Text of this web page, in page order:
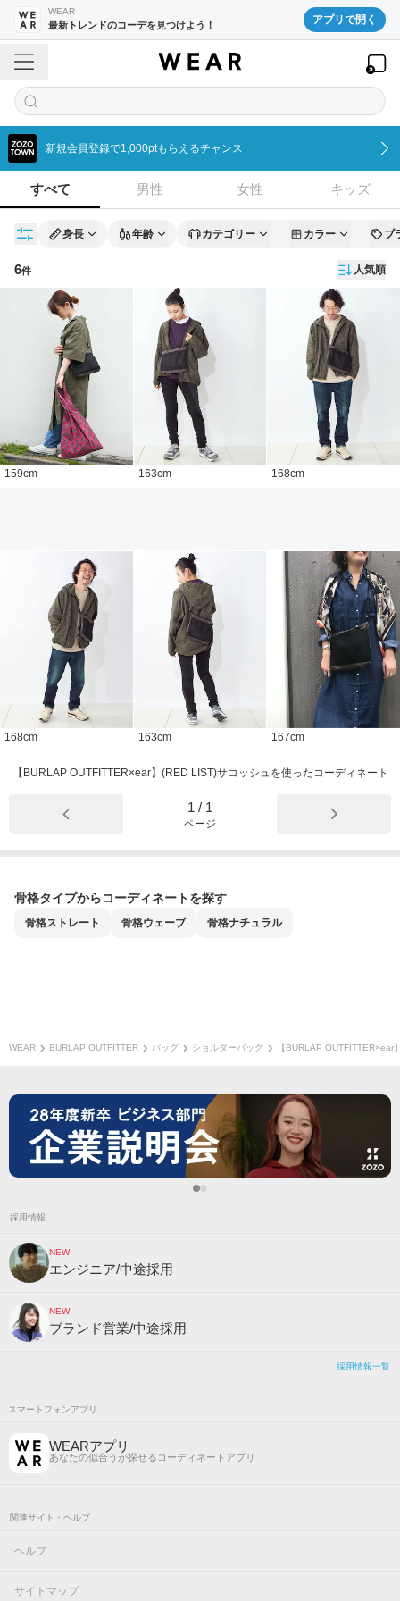
WEAR
最新トレンドのコーデを見つけよう！ アプリで開く
新規会員登録で1,000ptもらえるチャンス
すべて 男性 女性 キッズ
身長 年齢 カテゴリー カラー ブ
6件 人気順
コーディネート一覧
159cm 163cm 168cm
168cm 163cm 167cm
【BURLAP OUTFITTER×ear】(RED LIST)サコッシュを使ったコーディネート
1 / 1
ページ
骨格タイプからコーディネートを探す
骨格ストレート 骨格ウェーブ 骨格ナチュラル
WEAR BURLAP OUTFITTER バッグ ショルダーバッグ 【BURLAP OUTFITTER×ear
採用情報
NEW
エンジニア/中途採用
NEW
ブランド営業/中途採用
採用情報一覧
スマートフォンアプリ
WEARアプリ
あなたの似合うが探せるコーディネートアプリ
関連サイト・ヘルプ
ヘルプ
サイトマップ